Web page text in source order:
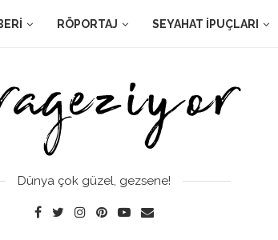
RÖPORTAJ SEYAHAT İPUÇLARI
Dünya çok güzel, gezsene!